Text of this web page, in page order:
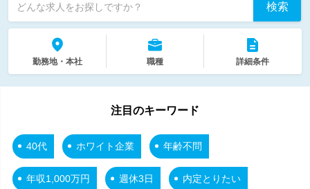
どんな求人をお探しですか？ 検索
勤務地・本社 職種 詳細条件
注目のキーワード
40代 ホワイト企業 年齢不問
年収1,000万円 週休3日 内定とりたい